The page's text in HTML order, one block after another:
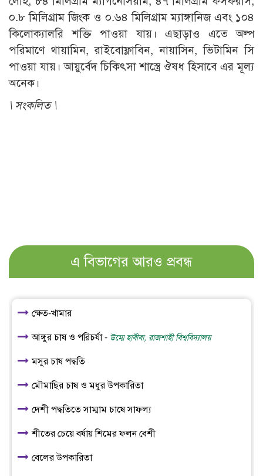
০.৮ মিলিগ্রাম জিংক ও ০.৬৪ মিলিগ্রাম ম্যাঙ্গানিজ এবং ১০৪
কিলোক্যালরি শক্তি পাওয়া যায়। এছাড়াও এতে অল্প
পরিমাণে থায়ামিন, রাইবোফ্লাবিন, নায়াসিন, ভিটামিন সি
পাওয়া যায়। আয়ুর্বেদ চিকিৎসা শাস্ত্রে ঔষধ হিসাবে এর মূল্য
অনেক।
\সংকলিত \
এ বিভাগের আরও প্রবন্ধ
ক্ষেত-খামার
আঙ্গুর চাষ ও পরিচর্যা - উম্মে হাবীবা, রাজশাহী বিশ্ববিদ্যালয়
মসুর চাষ পদ্ধতি
মৌমাছির চাষ ও মধুর উপকারিতা
দেশী পদ্ধতিতে সাম্মাম চাষে সাফল্য
শীতের চেয়ে বর্ষায় শিমের ফলন বেশী
বেলের উপকারিতা